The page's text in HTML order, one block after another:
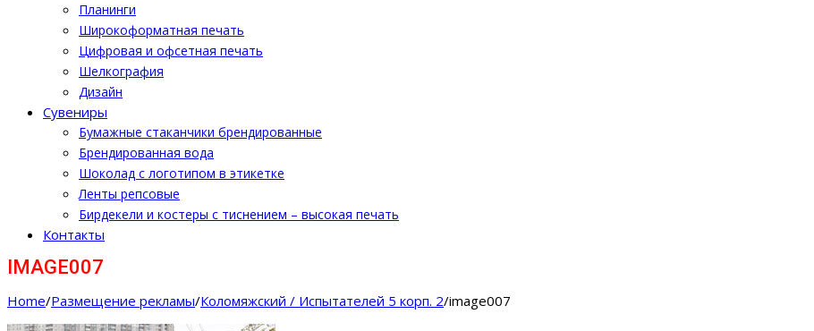
Планинги
Широкоформатная печать
Цифровая и офсетная печать
Шелкография
Дизайн
Cувениры
Бумажные стаканчики брендированные
Брендированная вода
Шоколад с логотипом в этикетке
Ленты репсовые
Бирдекели и костеры с тиснением – высокая печать
Контакты
IMAGE007
Home/Размещение рекламы/Коломяжский / Испытателей 5 корп. 2/image007